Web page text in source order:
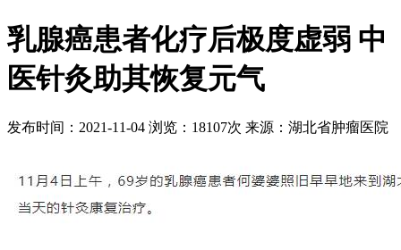
乳腺癌患者化疗后极度虚弱 中
医针灸助其恢复元气
发布时间：2021-11-04 浏览：18107次 来源：湖北省肿瘤医院